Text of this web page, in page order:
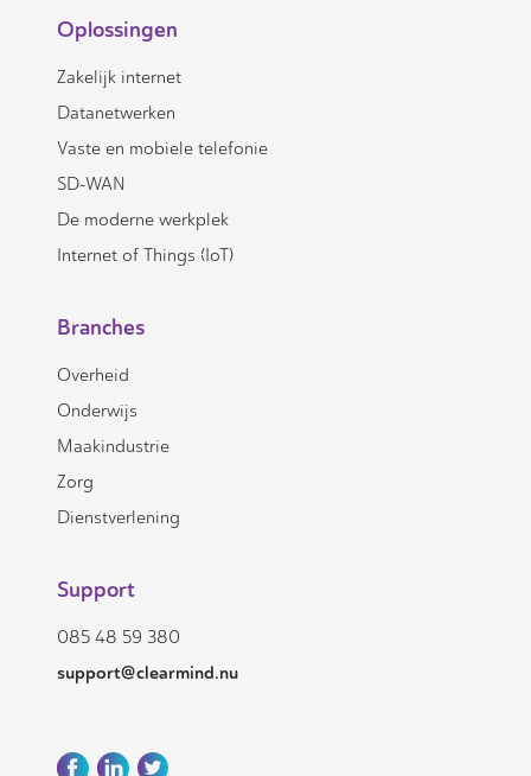
Oplossingen
Zakelijk internet
Datanetwerken
Vaste en mobiele telefonie
SD-WAN
De moderne werkplek
Internet of Things (IoT)
Branches
Overheid
Onderwijs
Maakindustrie
Zorg
Dienstverlening
Support
085 48 59 380
support@clearmind.nu